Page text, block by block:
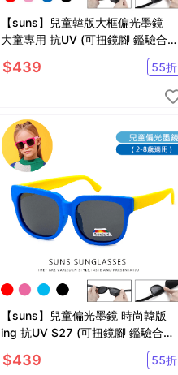
【suns】兒童韓版大框偏光墨鏡
大童專用 抗UV (可扭鏡腳 鑑驗合
$439 55折
【suns】兒童偏光墨鏡 時尚韓版
ing 抗UV S27 (可扭鏡腳 鑑驗合
$439 55折